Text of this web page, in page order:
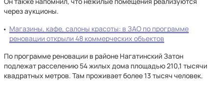
через аукционы.
Магазины, кафе, салоны красоты: в ЗАО по программе
реновации открыли 48 коммерческих объектов
По программе реновации в районе Нагатинский Затон
подлежат расселению 54 жилых дома площадью 210,1 тысячи
квадратных метров. Там проживает более 13 тысяч человек.